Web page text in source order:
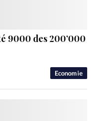
Economie
9000 des 200’000